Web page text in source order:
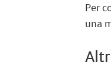
Per
una